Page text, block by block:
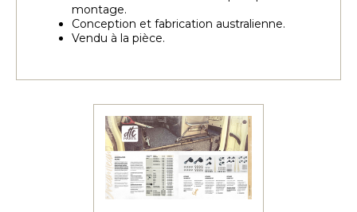
montage.
Conception et fabrication australienne.
Vendu à la pièce.